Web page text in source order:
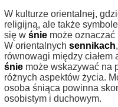
W kulturze orientalnej,
religijną, ale także
się w śnie może
W orientalnych sennikach
równowagi między
śnie może wskazywać na
różnych aspektów życia.
osoba śniąca powinna
osobistym i duchowym.